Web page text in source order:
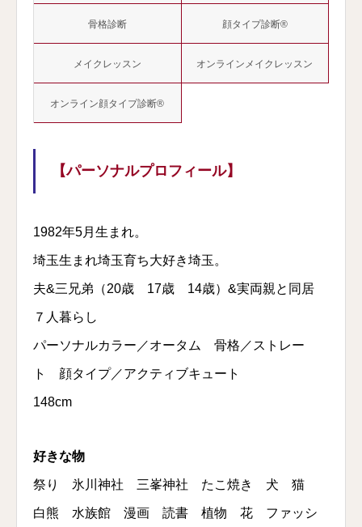
骨格診断 顔タイプ診断®︎
メイクレッスン オンラインメイクレッスン
オンライン顔タイプ診断®︎
【パーソナルプロフィール】
1982年5月生まれ。
埼玉生まれ埼玉育ち大好き埼玉。
夫&三兄弟（20歳 17歳 14歳）&実両親と同居
７人暮らし
パーソナルカラー／オータム 骨格／ストレー
ト 顔タイプ／アクティブキュート
148cm
好きな物
祭り 氷川神社 三峯神社 たこ焼き 犬 猫
白熊 水族館 漫画 読書 植物 花 ファッシ